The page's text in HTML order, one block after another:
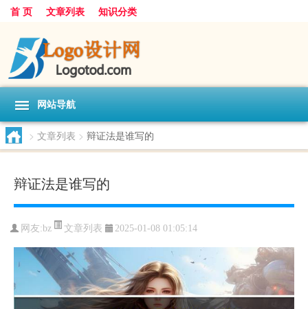
首 页 文章列表 知识分类
网站导航
> 文章列表 > 辩证法是谁写的
辩证法是谁写的
网友:bz 文章列表 2025-01-08 01:05:14